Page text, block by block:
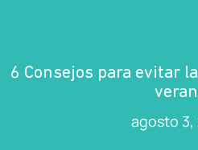
6 Consejos para evitar
agosto 3,